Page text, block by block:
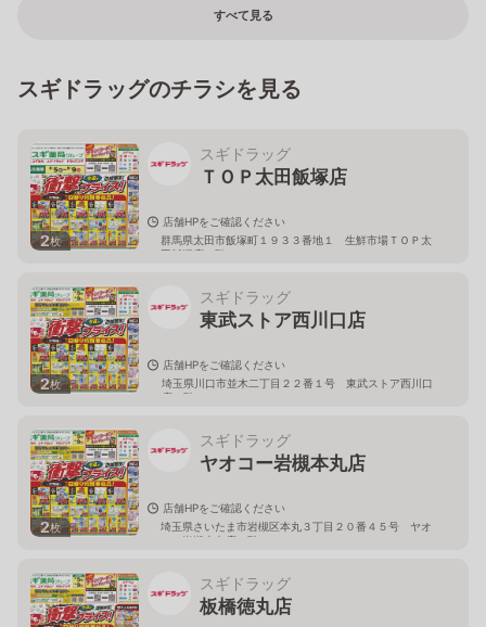
すべて見る
スギドラッグのチラシを見る
2枚
スギドラッグ
ＴＯＰ太田飯塚店
店舗HPをご確認ください
群馬県太田市飯塚町１９３３番地１ 生鮮市場ＴＯＰ太
田飯塚店１階
2枚
スギドラッグ
東武ストア西川口店
店舗HPをご確認ください
埼玉県川口市並木二丁目２２番１号 東武ストア西川口
店２階
2枚
スギドラッグ
ヤオコー岩槻本丸店
店舗HPをご確認ください
埼玉県さいたま市岩槻区本丸３丁目２０番４５号 ヤオ
コー岩槻本丸店２階
スギドラッグ
板橋徳丸店